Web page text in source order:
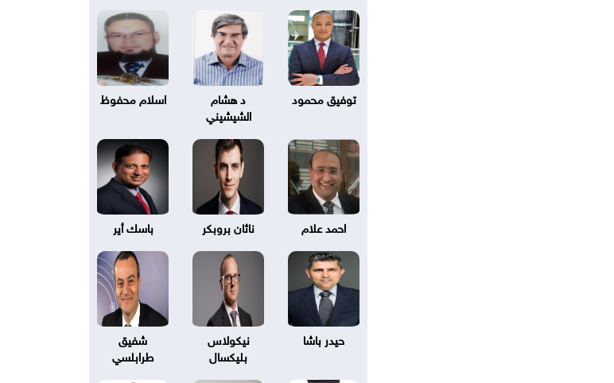
توفيق محمود
د هشام
الشيشيني
اسلام محفوظ
احمد علام ناثان بروبكر باسك أير
حيدر باشا
نيكولاس
بليكسال
شفيق
طرابلسي